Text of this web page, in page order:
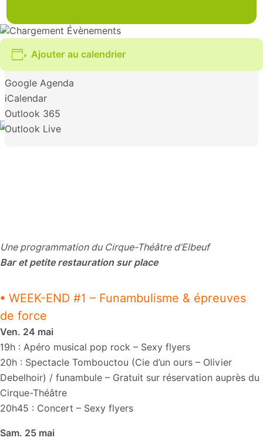
Ajouter au calendrier
Google Agenda
iCalendar
Outlook 365
Outlook Live
Une programmation du Cirque-Théâtre d’Elbeuf
Bar et petite restauration sur place
• WEEK-END #1 – Funambulisme & épreuves
de force
Ven. 24 mai
19h : Apéro musical pop rock – Sexy flyers
20h : Spectacle Tombouctou (Cie d’un ours – Olivier
Debelhoir) / funambule – Gratuit sur réservation auprès du
Cirque-Théâtre
20h45 : Concert – Sexy flyers
Sam. 25 mai